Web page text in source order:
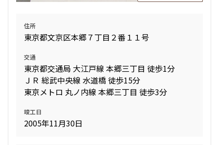
住所
東京都文京区本郷７丁目２番１１号
交通
東京都交通局 大江戸線 本郷三丁目 徒歩1分
ＪＲ 総武中央線 水道橋 徒歩15分
東京メトロ 丸ノ内線 本郷三丁目 徒歩3分
竣工日
2005年11月30日